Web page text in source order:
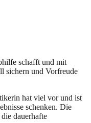
schafft und mit
sichern und Vorfreude
hat viel vor und ist
schenken. Die
dauerhafte